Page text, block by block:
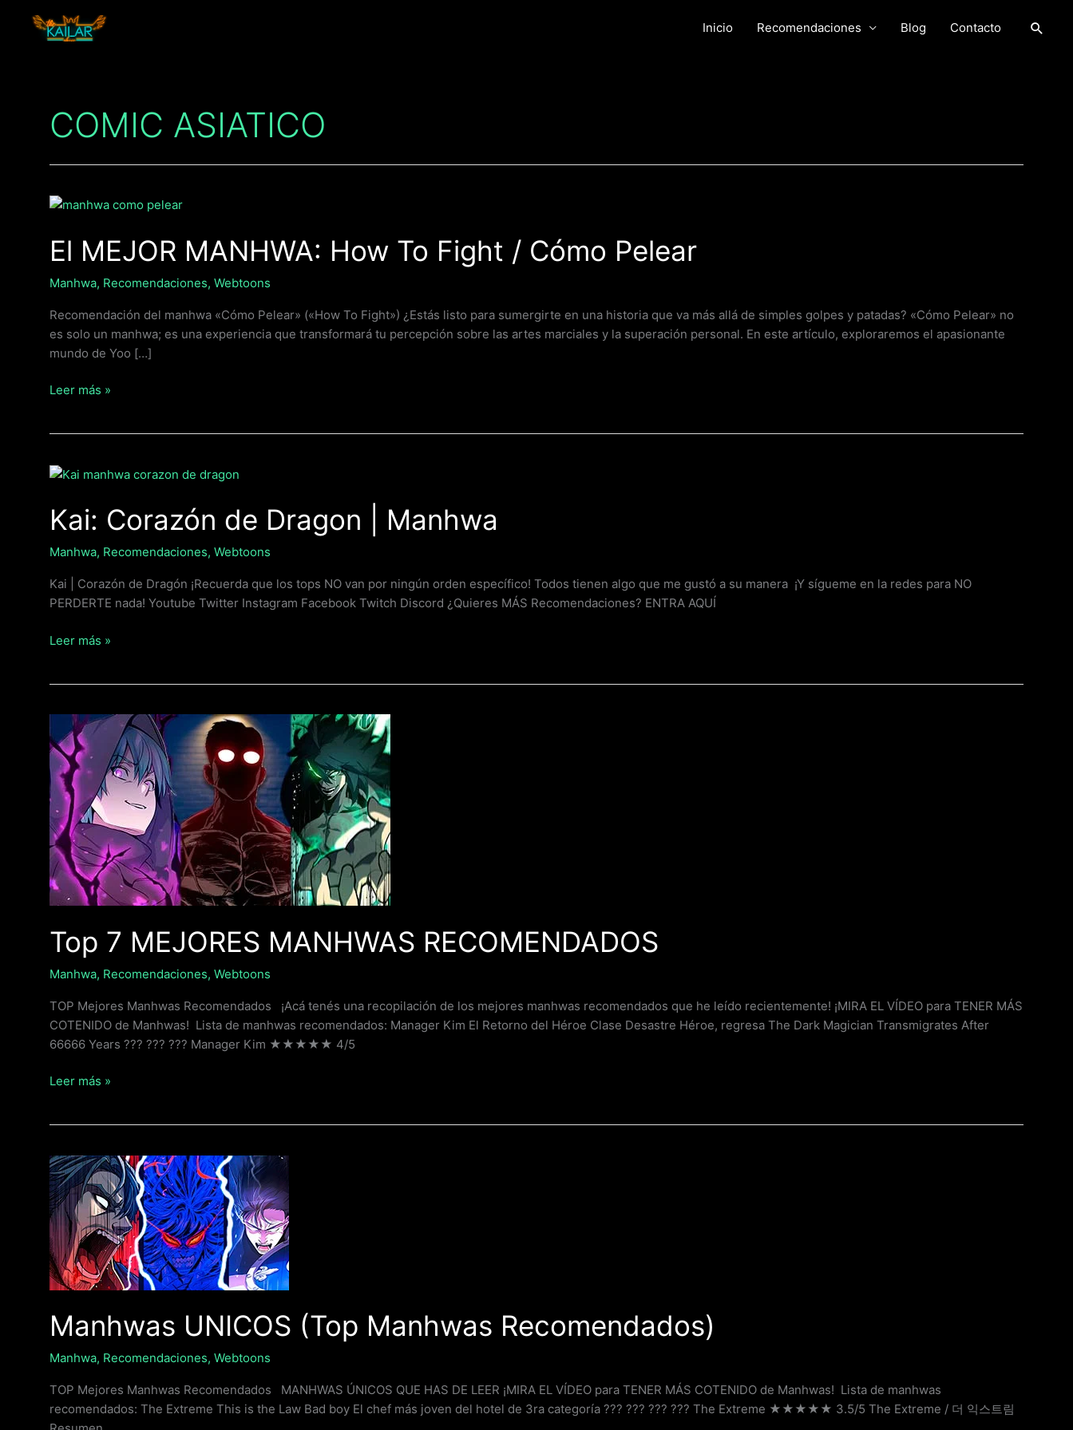
contenido
Inicio Recomendaciones Blog Contacto
COMIC ASIATICO
El MEJOR MANHWA: How To Fight / Cómo Pelear
Manhwa, Recomendaciones, Webtoons
Recomendación del manhwa «Cómo Pelear» («How To Fight») ¿Estás listo para sumergirte en una historia que va más allá de simples golpes y patadas? «Cómo Pelear» no
es solo un manhwa; es una experiencia que transformará tu percepción sobre las artes marciales y la superación personal. En este artículo, exploraremos el apasionante
mundo de Yoo […]
El
MANHWA:
How
To
/
Cómo
Pelear
Leer más »
Kai: Corazón de Dragon | Manhwa
Manhwa, Recomendaciones, Webtoons
Kai | Corazón de Dragón ¡Recuerda que los tops NO van por ningún orden específico! Todos tienen algo que me gustó a su manera ¡Y sígueme en la redes para NO
PERDERTE nada! Youtube Twitter Instagram Facebook Twitch Discord ¿Quieres MÁS Recomendaciones? ENTRA AQUÍ
Kai:
de
Dragon
|
Leer más »
Top 7 MEJORES MANHWAS RECOMENDADOS
Manhwa, Recomendaciones, Webtoons
TOP Mejores Manhwas Recomendados ¡Acá tenés una recopilación de los mejores manhwas recomendados que he leído recientemente! ¡MIRA EL VÍDEO para TENER MÁS
COTENIDO de Manhwas! Lista de manhwas recomendados: Manager Kim El Retorno del Héroe Clase Desastre Héroe, regresa The Dark Magician Transmigrates After
66666 Years ??? ??? ??? Manager Kim ★★★★★ 4/5
7
MEJORES
MANHWAS
RECOMENDADOS
Leer más »
Manhwas UNICOS (Top Manhwas Recomendados)
Manhwa, Recomendaciones, Webtoons
TOP Mejores Manhwas Recomendados MANHWAS ÚNICOS QUE HAS DE LEER ¡MIRA EL VÍDEO para TENER MÁS COTENIDO de Manhwas! Lista de manhwas
recomendados: The Extreme This is the Law Bad boy El chef más joven del hotel de 3ra categoría ??? ??? ??? ??? The Extreme ★★★★★ 3.5/5 The Extreme / 더 익스트림
Manhwas
UNICOS
(Top
Manhwas
Recomendados)